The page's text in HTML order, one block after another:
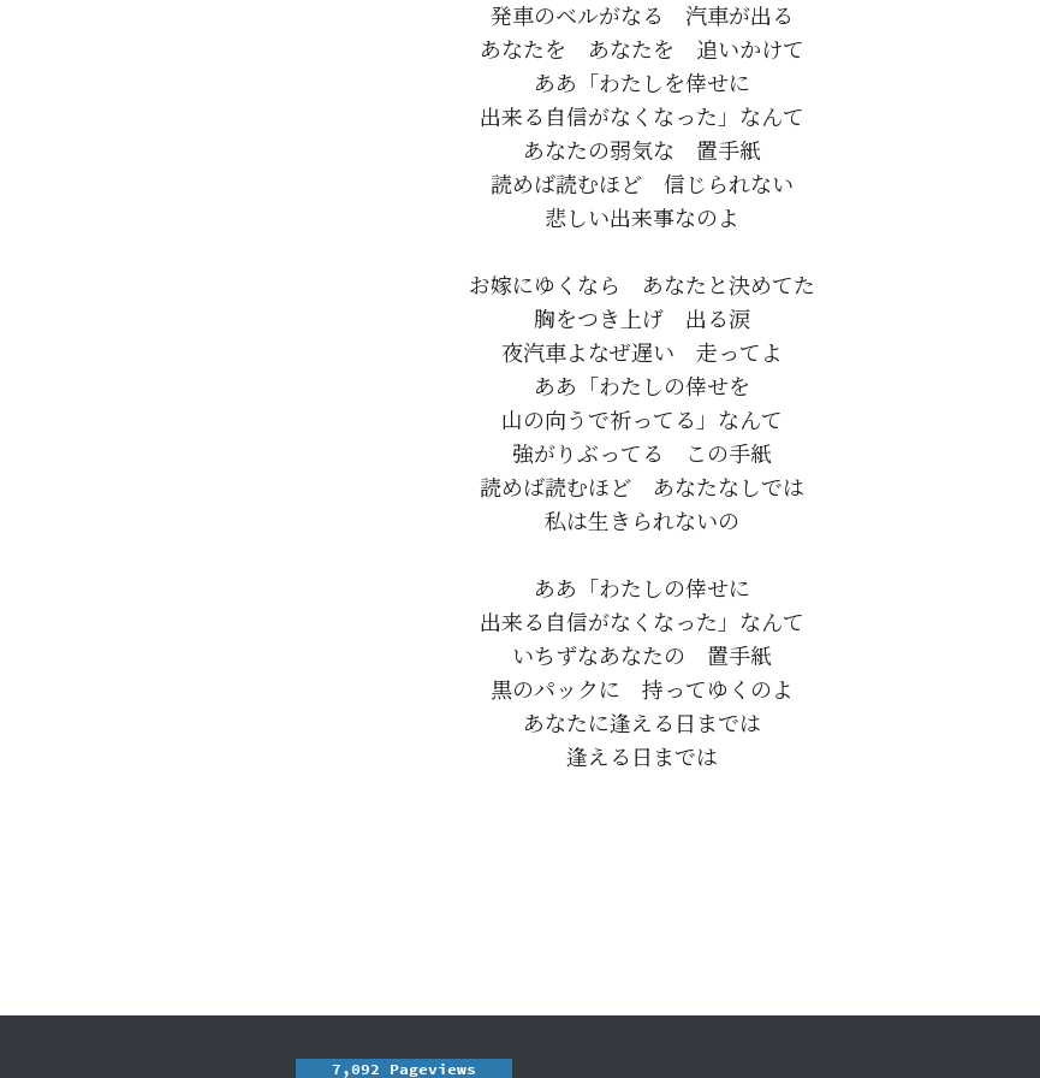
発車のベルがなる　汽車が出る
あなたを　あなたを　追いかけて
ああ「わたしを倖せに
出来る自信がなくなった」なんて
あなたの弱気な　置手紙
読めば読むほど　信じられない
悲しい出来事なのよ
お嫁にゆくなら　あなたと決めてた
胸をつき上げ　出る涙
夜汽車よなぜ遅い　走ってよ
ああ「わたしの倖せを
山の向うで祈ってる」なんて
強がりぶってる　この手紙
読めば読むほど　あなたなしでは
私は生きられないの
ああ「わたしの倖せに
出来る自信がなくなった」なんて
いちずなあなたの　置手紙
黒のパックに　持ってゆくのよ
あなたに逢える日までは